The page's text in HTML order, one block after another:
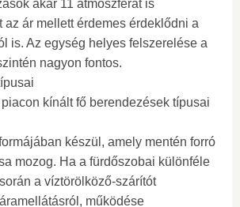
akár 11 atmoszférát is
az ár mellett érdemes érdeklődni a
is. Az egység helyes felszerelése a
nagyon fontos.
kínált fő berendezések típusai
készül, amely mentén forró
mozog. Ha a fürdőszobai különféle
a víztörölköző-szárítót
működése